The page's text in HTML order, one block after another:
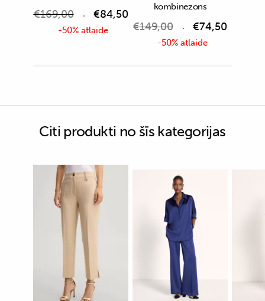
€169,00 €84,50
-50% atlaide
kombinezons
€149,00 €74,50
-50% atlaide
Citi produkti no šīs kategorijas